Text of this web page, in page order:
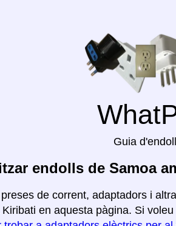
Guia
endolls de Samoa
de corrent, adaptadors i
en aquesta pàgina. Si